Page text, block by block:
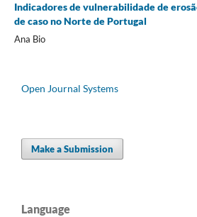
Indicadores de vulnerabilidade de
de caso no Norte de Portugal
Ana Bio
Open Journal Systems
Make a Submission
Language